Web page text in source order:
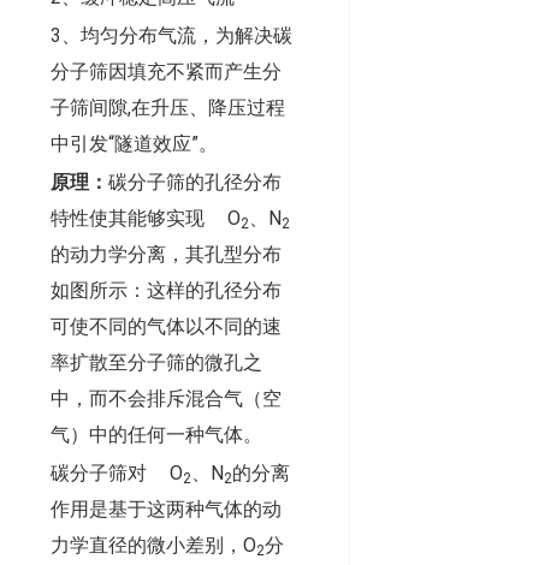
3、均匀分布气流，为解决碳
分子筛因填充不紧而产生分
子筛间隙,在升压、降压过程
中引发“隧道效应”。
原理： 碳分子筛的孔径分布
特性使其能够实现 O2、N2
的动力学分离，其孔型分布
如图所示：这样的孔径分布
可使不同的气体以不同的速
率扩散至分子筛的微孔之
中，而不会排斥混合气（空
气）中的任何一种气体。
碳分子筛对 O2、N2的分离
作用是基于这两种气体的动
力学直径的微小差别，O2分